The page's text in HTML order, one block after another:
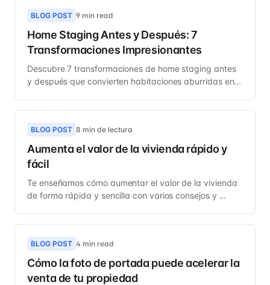
BLOG POST 9 min read
Home Staging Antes y Después: 7
Transformaciones Impresionantes
Descubre 7 transformaciones de home staging antes
y después que convierten habitaciones aburridas en...
BLOG POST 8 min de lectura
Aumenta el valor de la vivienda rápido y
fácil
Te enseñamos cómo aumentar el valor de la vivienda
de forma rápida y sencilla con varios consejos y ...
BLOG POST 4 min read
Cómo la foto de portada puede acelerar la
venta de tu propiedad